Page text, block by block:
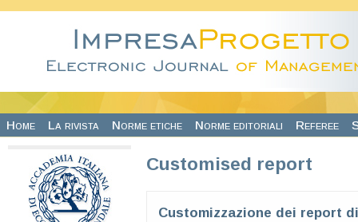
Home La rivista Norme etiche Norme editoriali Referee
Customised report
Customizzazione dei report